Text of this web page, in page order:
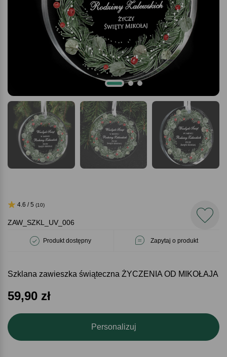
ZAW_SZKL_UV_006
Produkt dostępny Zapytaj o produkt
4.6 / 5 (10)
Szklana zawieszka świąteczna ŻYCZENIA OD MIKOŁAJA
59,90 zł
Personalizuj